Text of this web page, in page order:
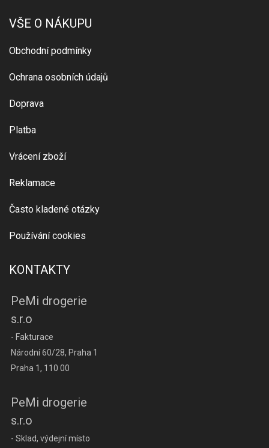
VŠE O NÁKUPU
Obchodní podmínky
Ochrana osobních údajů
Doprava
Platba
Vrácení zboží
Reklamace
Často kladené otázky
Používání cookies
KONTAKTY
PeMi drogerie
s.r.o
- Fakturace
Národní 60/28, Praha 1
Praha 1, 110 00
PeMi drogerie
s.r.o
- Sklad, výdejní místo